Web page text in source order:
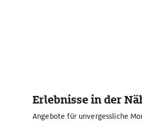
Erlebnisse in der
Angebote für unvergessliche